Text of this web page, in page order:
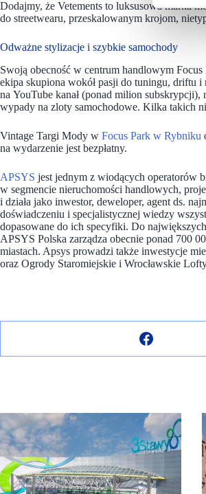
Dodajmy, że Vetements to luksusowa marka
do streetwearu, przeskalowanym krojom,
Odważne stylizacje i szybkie samochody
Swoją obecność w centrum handlowym
ekipa skupiona wokół pasji do tuningu, driftu
na YouTube kanał (ponad milion
wypady na zloty samochodowe. Kilka takich
Vintage Targi Mody w Focus Park w Rybniku
na wydarzenie jest bezpłatny.
APSYS jest jednym z wiodących operatorów
w segmencie nieruchomości handlowych,
i działa jako inwestor, deweloper, agent ds.
doświadczeniu i specjalistycznej wiedzy
dopasowane do ich specyfiki. Do
APSYS Polska zarządza obecnie ponad 700
miastach. Apsys prowadzi także inwestycje
oraz Ogrody Staromiejskie i Wrocławskie